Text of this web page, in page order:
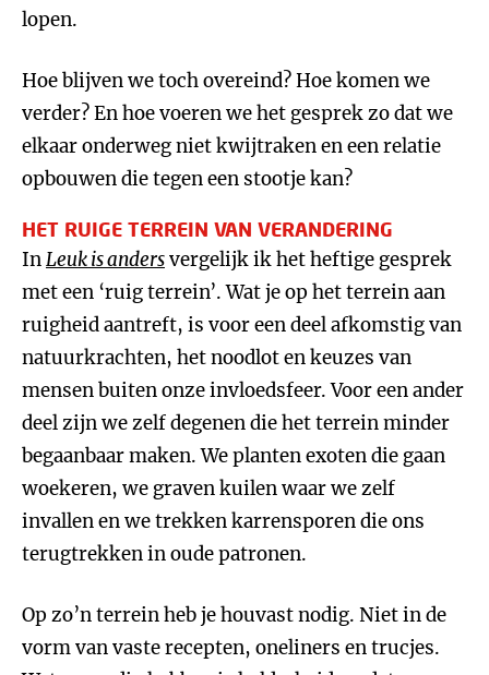
lopen.
Hoe blijven we toch overeind? Hoe komen we
verder? En hoe voeren we het gesprek zo dat we
elkaar onderweg niet kwijtraken en een relatie
opbouwen die tegen een stootje kan?
HET RUIGE TERREIN VAN VERANDERING
InLeuk is andersvergelijk ik het heftige gesprek
met een ‘ruig terrein’. Wat je op het terrein aan
ruigheid aantreft, is voor een deel afkomstig van
natuurkrachten, het noodlot en keuzes van
mensen buiten onze invloedsfeer. Voor een ander
deel zijn we zelf degenen die het terrein minder
begaanbaar maken. We planten exoten die gaan
woekeren, we graven kuilen waar we zelf
invallen en we trekken karrensporen die ons
terugtrekken in oude patronen.
Op zo’n terrein heb je houvast nodig. Niet in de
vorm van vaste recepten, oneliners en trucjes.